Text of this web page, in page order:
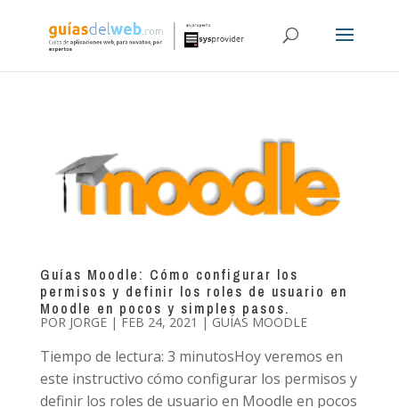
Guías Moodle: Cómo configurar los
permisos y definir los roles de usuario en
Moodle en pocos y simples pasos.
POR JORGE|FEB 24, 2021 | GUÍAS MOODLE
Tiempo de lectura: 3 minutosHoy veremos en
este instructivo cómo configurar los permisos y
definir los roles de usuario en Moodle en pocos